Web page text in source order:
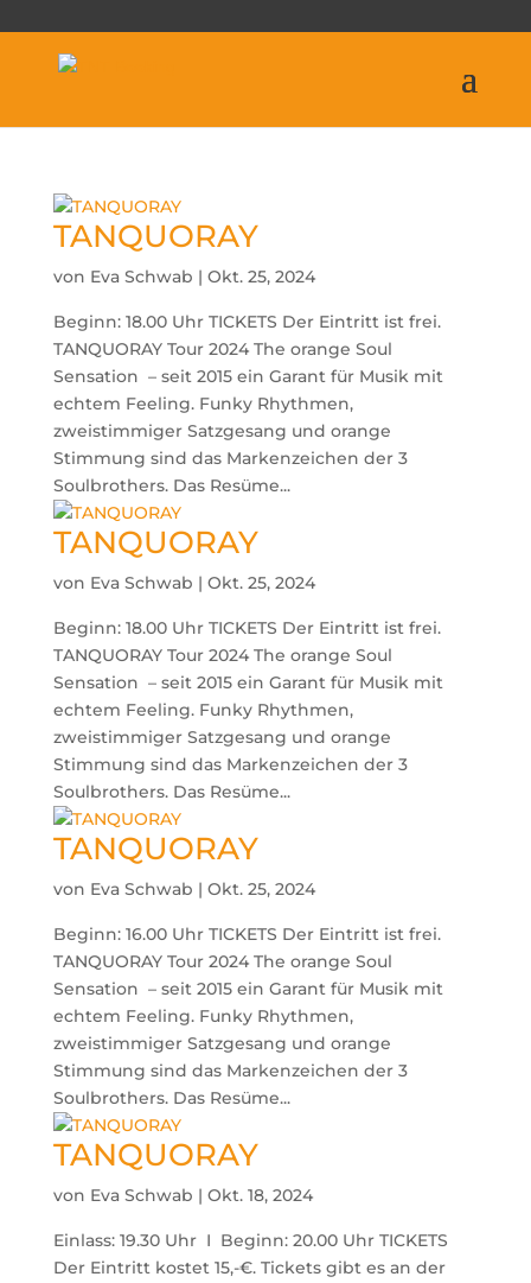
TANQUORAY
von Eva Schwab | Okt. 25, 2024
Beginn: 18.00 Uhr TICKETS Der Eintritt ist frei.
TANQUORAY Tour 2024 The orange Soul
Sensation – seit 2015 ein Garant für Musik mit
echtem Feeling. Funky Rhythmen,
zweistimmiger Satzgesang und orange
Stimmung sind das Markenzeichen der 3
Soulbrothers. Das Resüme...
TANQUORAY
von Eva Schwab | Okt. 25, 2024
Beginn: 18.00 Uhr TICKETS Der Eintritt ist frei.
TANQUORAY Tour 2024 The orange Soul
Sensation – seit 2015 ein Garant für Musik mit
echtem Feeling. Funky Rhythmen,
zweistimmiger Satzgesang und orange
Stimmung sind das Markenzeichen der 3
Soulbrothers. Das Resüme...
TANQUORAY
von Eva Schwab | Okt. 25, 2024
Beginn: 16.00 Uhr TICKETS Der Eintritt ist frei.
TANQUORAY Tour 2024 The orange Soul
Sensation – seit 2015 ein Garant für Musik mit
echtem Feeling. Funky Rhythmen,
zweistimmiger Satzgesang und orange
Stimmung sind das Markenzeichen der 3
Soulbrothers. Das Resüme...
TANQUORAY
von Eva Schwab | Okt. 18, 2024
Einlass: 19.30 Uhr I Beginn: 20.00 Uhr TICKETS
Der Eintritt kostet 15,-€. Tickets gibt es an der